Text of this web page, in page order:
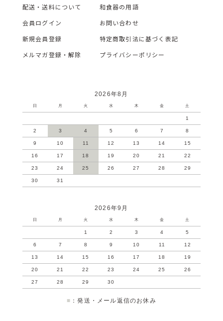
配送・送料について
会員ログイン
新規会員登録
メルマガ登録・解除
和食器の用語
お問い合わせ
特定商取引法に基づく表記
プライバシーポリシー
2026年8月
日 月 火 水 木 金 土
1
2 3 4 5 6 7 8
9 10 11 12 13 14 15
16 17 18 19 20 21 22
23 24 25 26 27 28 29
30 31
2026年9月
日 月 火 水 木 金 土
1 2 3 4 5
6 7 8 9 10 11 12
13 14 15 16 17 18 19
20 21 22 23 24 25 26
27 28 29 30
■ ：発送・メール返信のお休み